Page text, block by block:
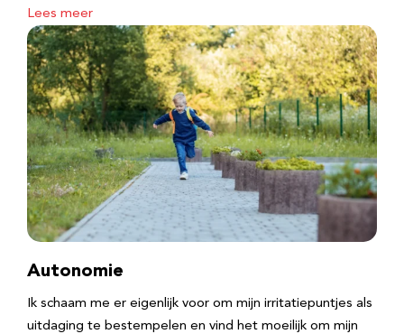
Lees meer
Autonomie
Ik schaam me er eigenlijk voor om mijn irritatiepuntjes als
uitdaging te bestempelen en vind het moeilijk om mijn